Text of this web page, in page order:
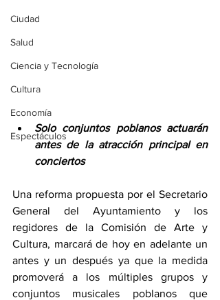
Ciudad
Salud
Ciencia y Tecnología
Cultura
Economía
Espectáculos
Solo conjuntos poblanos actuarán
antes de la atracción principal en
conciertos
Una reforma propuesta por el Secretario
General del Ayuntamiento y los
regidores de la Comisión de Arte y
Cultura, marcará de hoy en adelante un
antes y un después ya que la medida
promoverá a los múltiples grupos y
conjuntos musicales poblanos que